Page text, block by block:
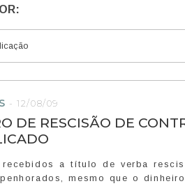
-12/08/09
DE RESCISÃO DE
a título de verba
mesmo que o